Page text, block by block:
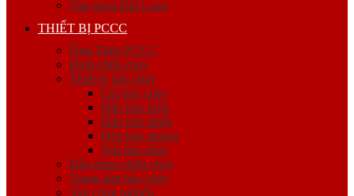
Van gang Đài Loan
THIẾT BỊ PCCC
Ống Thép PCCC
Bình chữa cháy
Thiết bị báo cháy
Còi báo cháy
Đầu báo khói
Đầu báo nhiệt
Đèn báo phòng
Nút báo cháy
Đầu phun chữa cháy
Trung tâm báo cháy
Van công nghiệp